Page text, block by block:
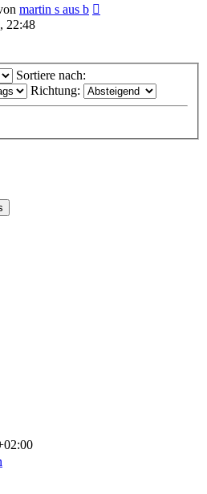
martin s aus b
22:48
Sortiere nach:
Richtung: